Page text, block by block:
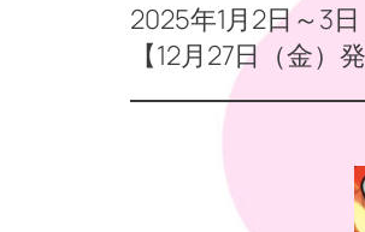
2025年1月2日～3
【12月27日（金）